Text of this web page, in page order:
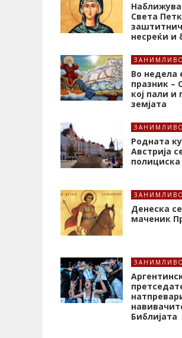
Света
несреќи и
Во недела
празник –
кој пали и
земјата
Родната
Австрија
Денеска
маченик
Библијата